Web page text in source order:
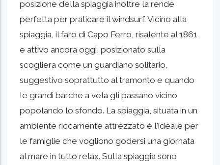
posizione della spiaggia inoltre la rende
perfetta per praticare il windsurf. Vicino alla
spiaggia, il faro di Capo Ferro, risalente al 1861
e attivo ancora oggi, posizionato sulla
scogliera come un guardiano solitario,
suggestivo soprattutto al tramonto e quando
le grandi barche a vela gli passano vicino
popolando lo sfondo. La spiaggia, situata in un
ambiente riccamente attrezzato è l'ideale per
le famiglie che vogliono godersi una giornata
al mare in tutto relax. Sulla spiaggia sono